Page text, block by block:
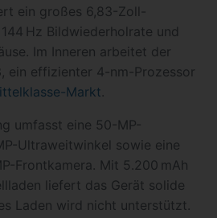
ein großes 6,83-Zoll-
Hz Bildwiederholrate und
Im Inneren arbeitet der
ein effizienter 4-nm-Prozessor
Markt.
umfasst eine 50-MP-
Ultraweitwinkel sowie eine
Frontkamera. Mit 5.200 mAh
liefert das Gerät solide
Laden wird nicht unterstützt.